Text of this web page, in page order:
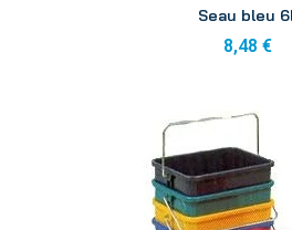
Seau bleu
8,48 €